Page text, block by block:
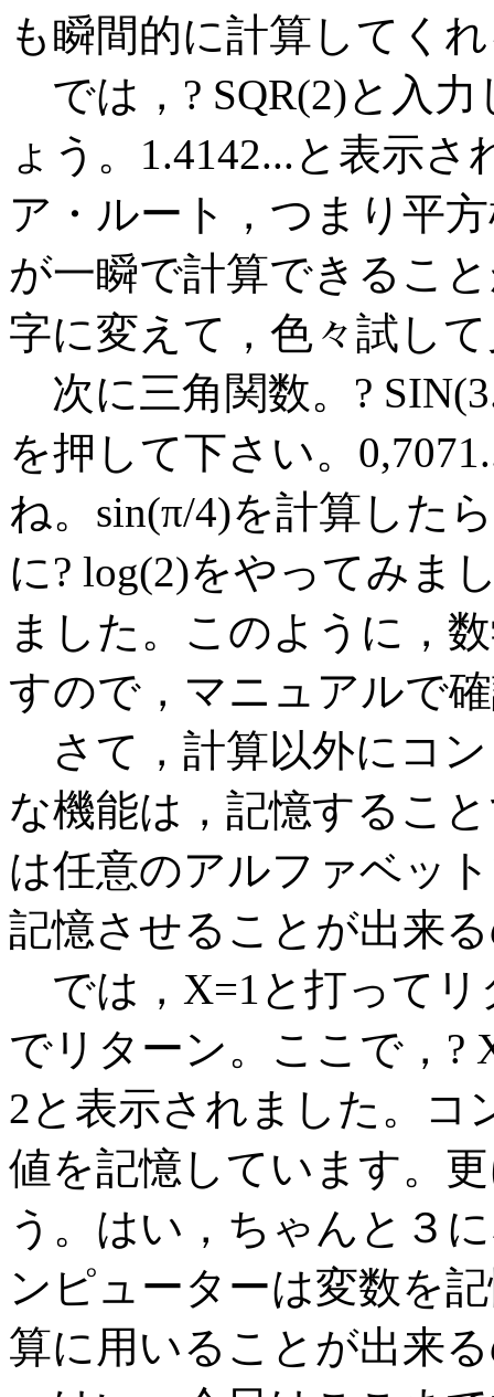
も瞬間的に計算してく
では，? SQR(2)と入
ょう。1.4142...と表示
ア・ルート，つまり平
が一瞬で計算できるこ
字に変えて，色々試し
次に三角関数。?
を押して下さい。
ね。sin(π/4)を計算した
に? log(2)をやってみま
ました。このように，
すので，マニュアルで
さて，計算以外にコ
な機能は，記憶するこ
は任意のアルファベッ
記憶させることが出来
では，X=1と打ってリ
でリターン。ここで
2と表示されました。コ
値を記憶しています。
う。はい，ちゃんと３
ンピューターは変数を
算に用いることが出来